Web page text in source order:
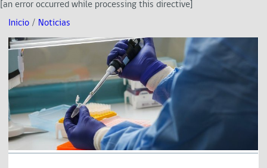
[an error occurred while processing this directive]
Inicio / Noticias